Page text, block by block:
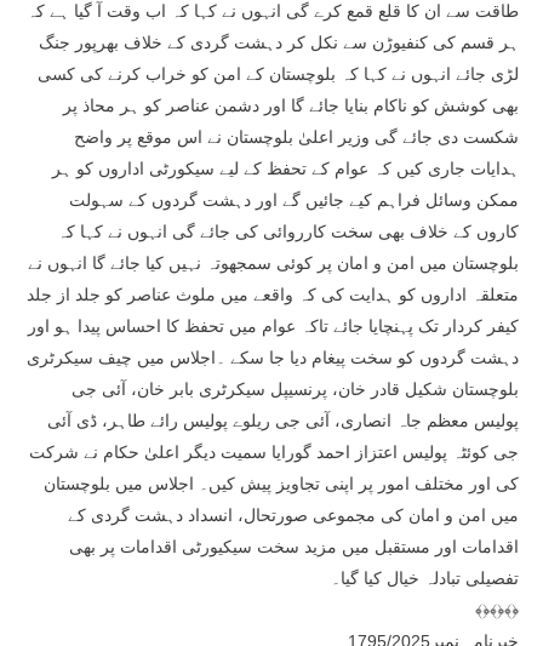
طاقت سے ان کا قلع قمع کرے گی انہوں نے کہا کہ اب وقت آ گیا ہے کہ
ہر قسم کی کنفیوڑن سے نکل کر دہشت گردی کے خلاف بھرپور جنگ
لڑی جائے انہوں نے کہا کہ بلوچستان کے امن کو خراب کرنے کی کسی
بھی کوشش کو ناکام بنایا جائے گا اور دشمن عناصر کو ہر محاذ پر
شکست دی جائے گی وزیر اعلیٰ بلوچستان نے اس موقع پر واضح
ہدایات جاری کیں کہ عوام کے تحفظ کے لیے سیکورٹی اداروں کو ہر
ممکن وسائل فراہم کیے جائیں گے اور دہشت گردوں کے سہولت
کاروں کے خلاف بھی سخت کارروائی کی جائے گی انہوں نے کہا کہ
بلوچستان میں امن و امان پر کوئی سمجھوتہ نہیں کیا جائے گا انہوں نے
متعلقہ اداروں کو ہدایت کی کہ واقعے میں ملوث عناصر کو جلد از جلد
کیفر کردار تک پہنچایا جائے تاکہ عوام میں تحفظ کا احساس پیدا ہو اور
دہشت گردوں کو سخت پیغام دیا جا سکے ۔اجلاس میں چیف سیکرٹری
بلوچستان شکیل قادر خان، پرنسیپل سیکرٹری بابر خان، آئی جی
پولیس معظم جاہ انصاری، آئی جی ریلوے پولیس رائے طاہر، ڈی آئی
جی کوئٹہ پولیس اعتزاز احمد گورایا سمیت دیگر اعلیٰ حکام نے شرکت
کی اور مختلف امور پر اپنی تجاویز پیش کیں۔ اجلاس میں بلوچستان
میں امن و امان کی مجموعی صورتحال، انسداد دہشت گردی کے
اقدامات اور مستقبل میں مزید سخت سیکیورٹی اقدامات پر بھی
تفصیلی تبادلہ خیال کیا گیا۔
﴾﴿﴾﴿﴾﴿
خبرنامہ نمبر1795/2025